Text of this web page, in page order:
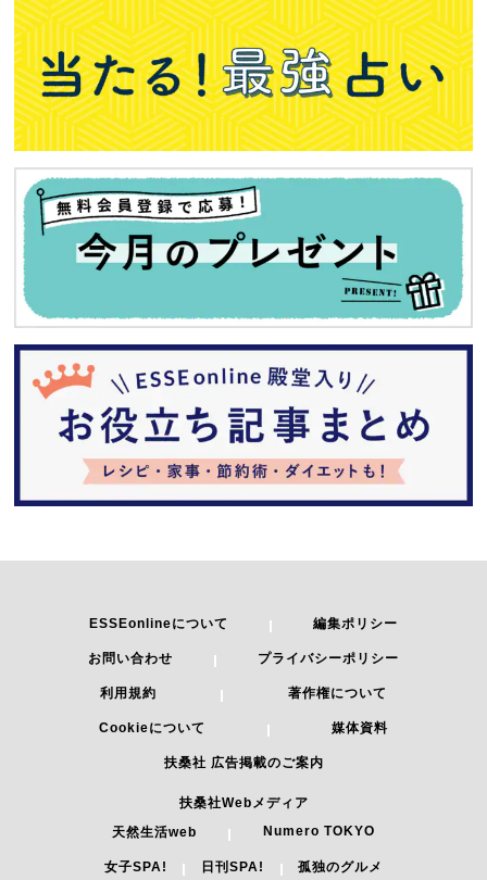
ESSEonlineについて 編集ポリシー
お問い合わせ プライバシーポリシー
利用規約 著作権について
Cookieについて 媒体資料
扶桑社 広告掲載のご案内
扶桑社Webメディア
天然生活web
Numero TOKYO
女子SPA! 日刊SPA! 孤独のグルメ